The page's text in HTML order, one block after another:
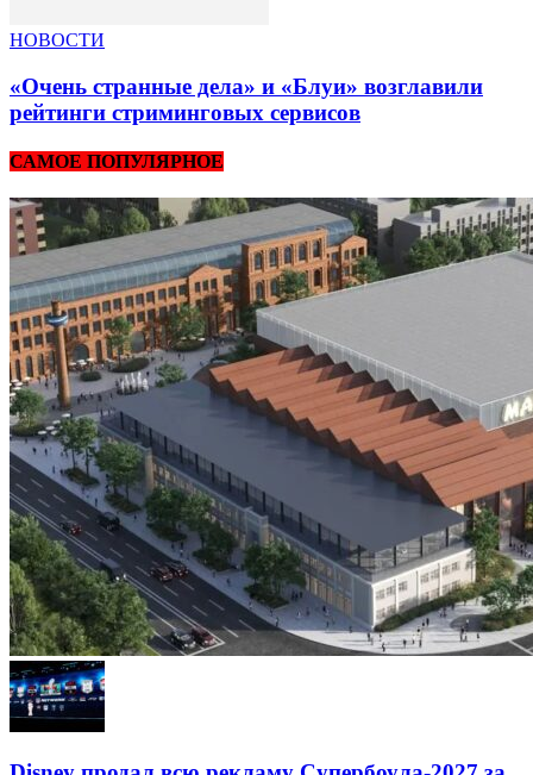
НОВОСТИ
«Очень странные дела» и «Блуи» возглавили
рейтинги стриминговых сервисов
САМОЕ ПОПУЛЯРНОЕ